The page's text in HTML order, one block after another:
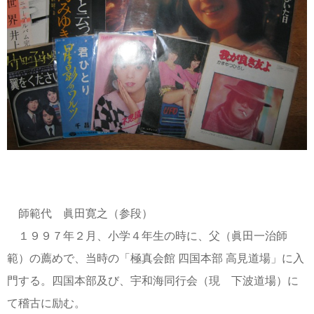
師範代 眞田寛之（参段）
１９９７年２月、小学４年生の時に、父（眞田一治師
範）の薦めで、当時の「極真会館 四国本部 高見道場」に入
門する。四国本部及び、宇和海同行会（現 下波道場）に
て稽古に励む。